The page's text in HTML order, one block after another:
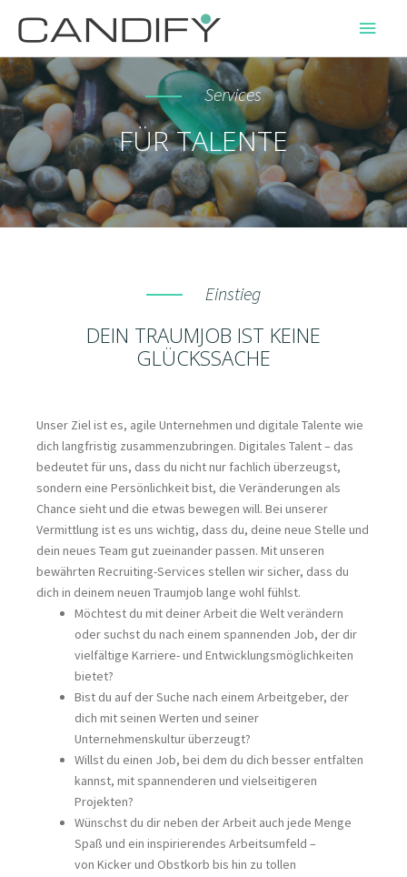
Services
FÜR TALENTE
Einstieg
DEIN TRAUMJOB IST KEINE
GLÜCKSSACHE
Unser Ziel ist es, agile Unternehmen und digitale Talente wie
dich langfristig zusammenzubringen. Digitales Talent – das
bedeutet für uns, dass du nicht nur fachlich überzeugst,
sondern eine Persönlichkeit bist, die Veränderungen als
Chance sieht und die etwas bewegen will. Bei unserer
Vermittlung ist es uns wichtig, dass du, deine neue Stelle und
dein neues Team gut zueinander passen. Mit unseren
bewährten Recruiting-Services stellen wir sicher, dass du
dich in deinem neuen Traumjob lange wohl fühlst.
Möchtest du mit deiner Arbeit die Welt verändern
oder suchst du nach einem spannenden Job, der dir
vielfältige Karriere- und Entwicklungsmöglichkeiten
bietet?
Bist du auf der Suche nach einem Arbeitgeber, der
dich mit seinen Werten und seiner
Unternehmenskultur überzeugt?
Willst du einen Job, bei dem du dich besser entfalten
kannst, mit spannenderen und vielseitigeren
Projekten?
Wünschst du dir neben der Arbeit auch jede Menge
Spaß und ein inspirierendes Arbeitsumfeld –
von Kicker und Obstkorb bis hin zu tollen